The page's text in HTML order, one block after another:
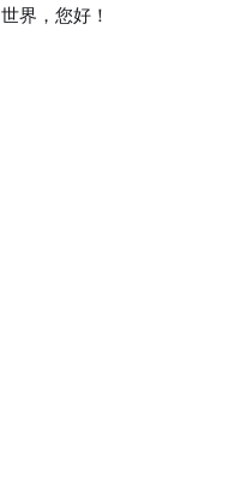
世界，您好！